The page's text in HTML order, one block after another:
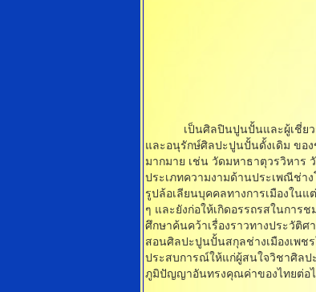
เป็นศิลปินปูนปั้นและผู้เชี่ยวชาญ
และอนุรักษ์ศิลปะปูนปั้นดั้งเดิม ขอ
มากมาย เช่น วัดมหาธาตุวรวิหาร
ประเภทความงามด้านประเพณีช่า
รูปล้อเลียนบุคคลทางการเมืองใน
ๆ และยังก่อให้เกิดอรรถรสในการ
ศึกษาค้นคว้าเรื่องราวทางประวัติ
สอนศิลปะปูนปั้นสกุลช่างเมืองเพช
ประสบการณ์ให้แก่ผู้สนใจวิชาศิล
ภูมิปัญญาอันทรงคุณค่าของไทยต่อ